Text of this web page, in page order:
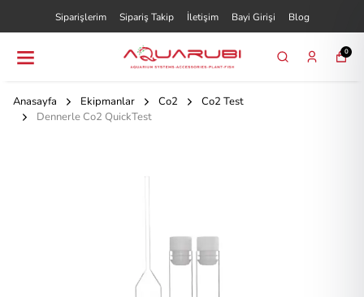
Siparişlerim Sipariş Takip İletişim Bayi Girişi Blog
0
Anasayfa Ekipmanlar Co2
Co2 Test
Dennerle Co2 QuickTest